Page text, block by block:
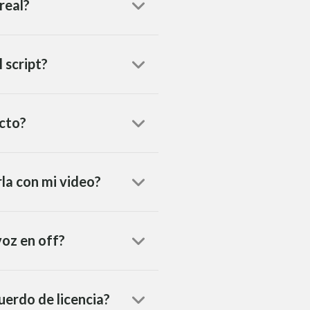
script?
con mi video?
en off?
de licencia?